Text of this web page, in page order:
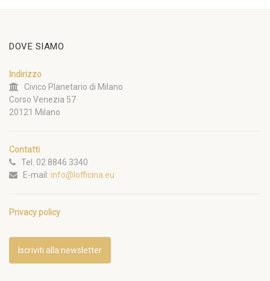
DOVE SIAMO
Indirizzo
Civico Planetario di Milano
Corso Venezia 57
20121 Milano
Contatti
Tel. 02 8846 3340
E-mail: info@lofficina.eu
Privacy policy
Iscriviti alla newsletter